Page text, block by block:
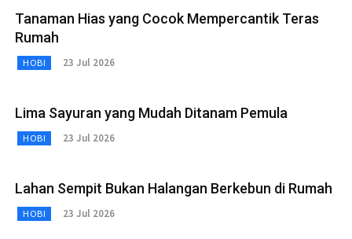
Tanaman Hias yang Cocok Mempercantik Teras
Rumah
HOBI 23 Jul 2026
Lima Sayuran yang Mudah Ditanam Pemula
HOBI 23 Jul 2026
Lahan Sempit Bukan Halangan Berkebun di Rumah
HOBI 23 Jul 2026